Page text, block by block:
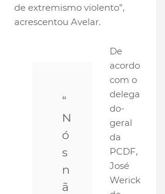
de extremismo violento”,
acrescentou Avelar.
“
N
ó
s
n
ã
De
acordo
com o
delega
do-
geral
da
PCDF,
José
Werick